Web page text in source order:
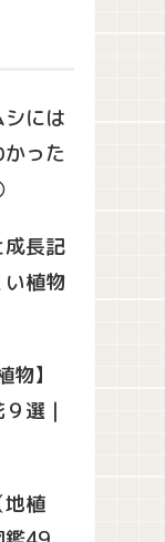
シには
った
成長記
植物
】
選｜
地植